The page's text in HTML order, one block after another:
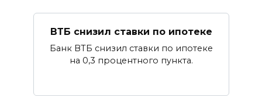
ВТБ снизил ставки по ипотеке
Банк ВТБ снизил ставки по ипотеке
на 0,3 процентного пункта.